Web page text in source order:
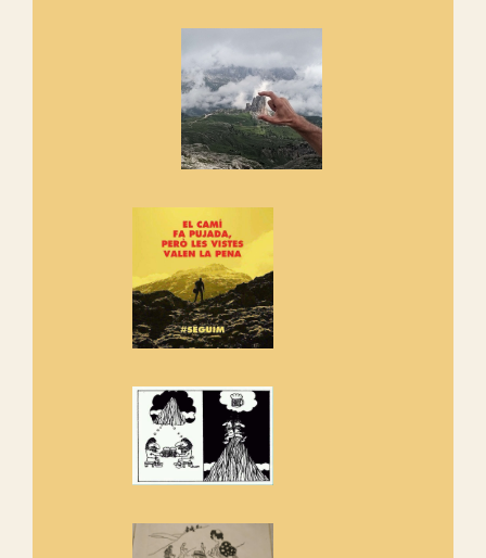
Marmotes de biblioteca
Si no podem caminar, alguna
cosa hem de fer...
Els Centpeus signen el
Manifest a favor dels Camins
Si ets una entitat o associació
adhereix-te al manifest!
Rebem un diploma dels
Amics de Sant Aniol d'Aguja
Els Centpeus estem implicats
de l'entorn de Sant Aniol